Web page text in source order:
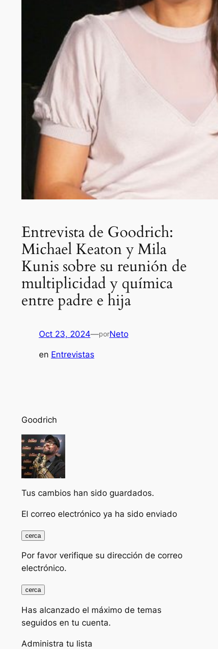
Entrevista de Goodrich:
Michael Keaton y Mila
Kunis sobre su reunión de
multiplicidad y química
entre padre e hija
Oct 23, 2024—porNeto
en Entrevistas
Goodrich
Tus cambios han sido guardados.
El correo electrónico ya ha sido enviado
cerca
Por favor verifique su dirección de correo
electrónico.
cerca
Has alcanzado el máximo de temas
seguidos en tu cuenta.
Administra tu lista